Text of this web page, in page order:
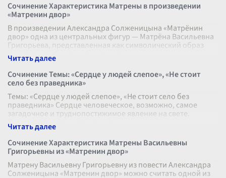
Сочинение Характеристика Матрены в произведении
«Матренин двор»
В произведении Александра Солженицына «Матрёнин
двор» одна из центральных фигур — Матрёна Васильевна
Григорьева, представленная как символический образ
простоты, доброты и душевног
Сочинение Темы: «Сердце у людей слепое», «Не стоит
село без праведника»
Темы: «Сердце у людей слепое», «Не стоит село без
праведника» Сердце человеческое, возможно, самое
загадочное и труднопостижимое явление на свете.
Природа так устроила его, что он
Сочинение Характеристика Матрены Васильевны
Григорьевны из «Матренин двор»
Матрену Васильевну Григорьевну из повести Александра
Солженицына «Матренин двор» можно считать одной из